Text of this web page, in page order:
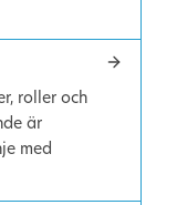
roller och
är
med